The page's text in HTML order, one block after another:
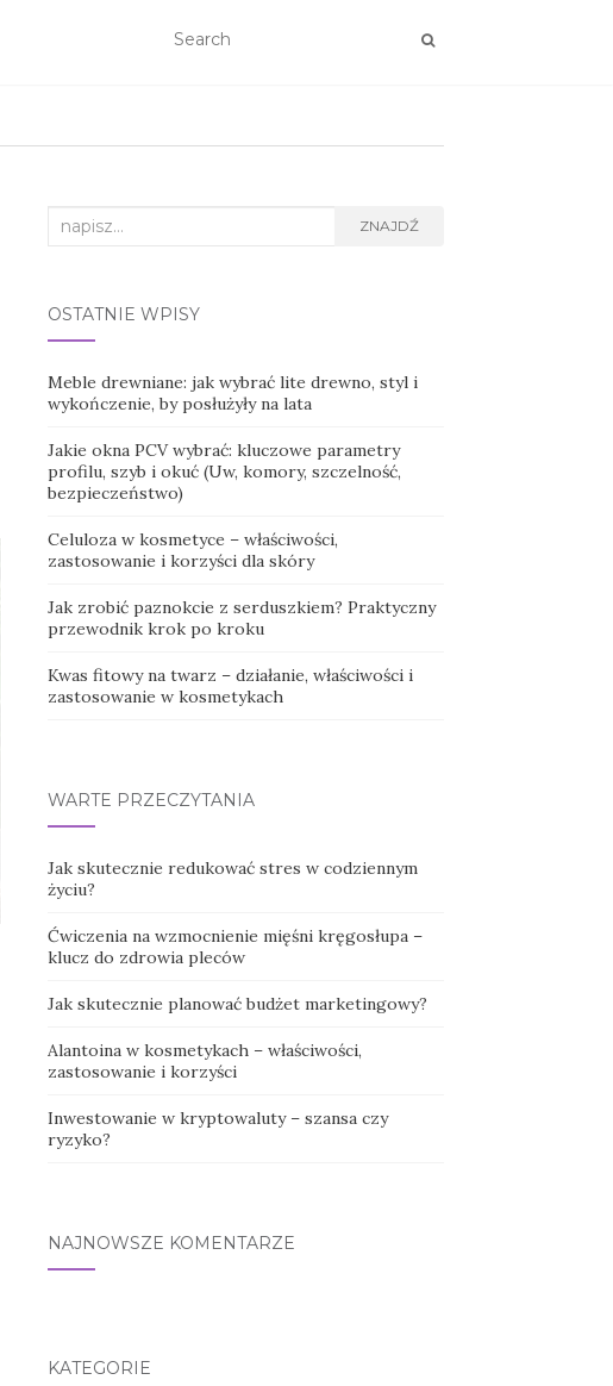
Search
ZNAJDŹ
OSTATNIE WPISY
Meble drewniane: jak wybrać lite drewno, styl i
wykończenie, by posłużyły na lata
Jakie okna PCV wybrać: kluczowe parametry
profilu, szyb i okuć (Uw, komory, szczelność,
bezpieczeństwo)
Celuloza w kosmetyce – właściwości,
zastosowanie i korzyści dla skóry
Jak zrobić paznokcie z serduszkiem? Praktyczny
przewodnik krok po kroku
Kwas fitowy na twarz – działanie, właściwości i
zastosowanie w kosmetykach
WARTE PRZECZYTANIA
Jak skutecznie redukować stres w codziennym
życiu?
Ćwiczenia na wzmocnienie mięśni kręgosłupa –
klucz do zdrowia pleców
Jak skutecznie planować budżet marketingowy?
Alantoina w kosmetykach – właściwości,
zastosowanie i korzyści
Inwestowanie w kryptowaluty – szansa czy
ryzyko?
NAJNOWSZE KOMENTARZE
KATEGORIE